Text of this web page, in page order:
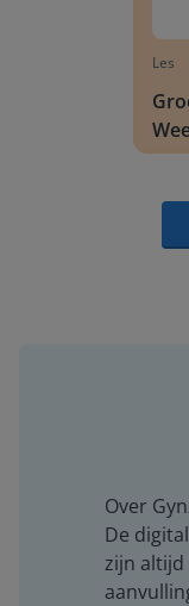
Les
Over
De
zijn altijd